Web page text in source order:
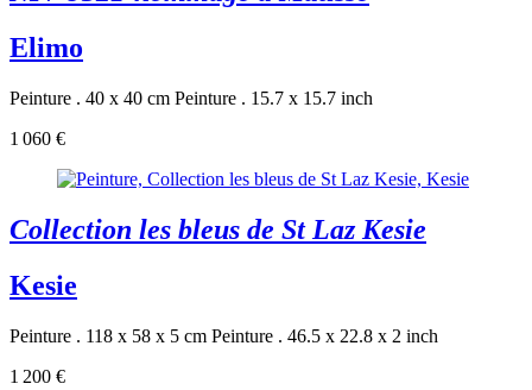
Elimo
Peinture . 40 x 40 cm Peinture . 15.7 x 15.7 inch
1 060 €
Collection les bleus de St Laz Kesie
Kesie
Peinture . 118 x 58 x 5 cm Peinture . 46.5 x 22.8 x 2 inch
1 200 €